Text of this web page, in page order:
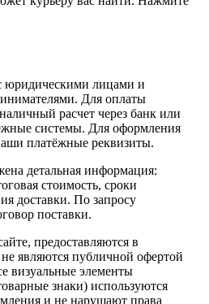
юридическими лицами и
Для оплаты
расчет через банк или
системы. Для оформления
платёжные реквизиты.
детальная информация:
стоимость, сроки
доставки. По запросу
поставки.
предоставляются в
являются публичной офертой
визуальные элементы
знаки) используются
и не нарушают права